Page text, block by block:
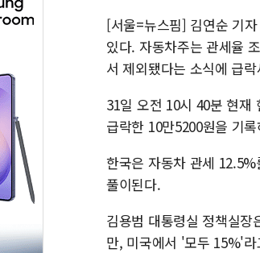
[서울=뉴스핌] 김연순 기
있다. 자동차주는 관세율
서 제외됐다는 소식에 급
31일 오전 10시 40분 현
급락한 10만5200원을 기
한국은 자동차 관세
풀이된다.
김용범 대통령실 정책실
만, 미국에서 '모두 15%'